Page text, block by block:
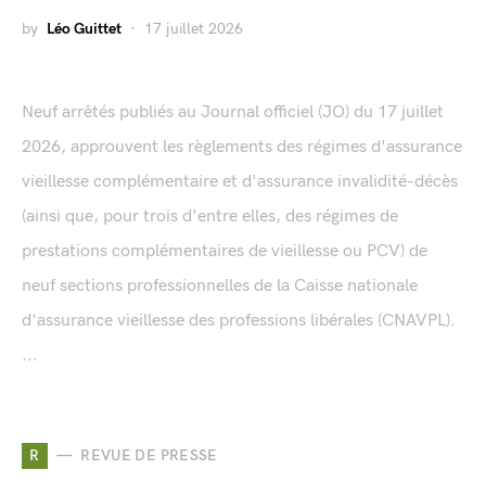
by Léo Guittet 17 juillet 2026
Neuf arrêtés publiés au Journal officiel (JO) du 17 juillet
2026, approuvent les règlements des régimes d'assurance
vieillesse complémentaire et d'assurance invalidité-décès
(ainsi que, pour trois d'entre elles, des régimes de
prestations complémentaires de vieillesse ou PCV) de
neuf sections professionnelles de la Caisse nationale
d'assurance vieillesse des professions libérales (CNAVPL).
...
R REVUE DE PRESSE